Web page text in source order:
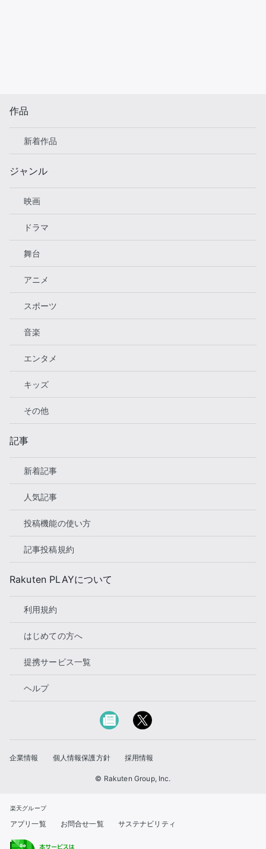
作品
新着作品
ジャンル
映画
ドラマ
舞台
アニメ
スポーツ
音楽
エンタメ
キッズ
その他
記事
新着記事
人気記事
投稿機能の使い方
記事投稿規約
Rakuten PLAYについて
利用規約
はじめての方へ
提携サービス一覧
ヘルプ
企業情報 個人情報保護方針 採用情報
© Rakuten Group, Inc.
楽天グループ
アプリ一覧 お問合せ一覧 サステナビリティ